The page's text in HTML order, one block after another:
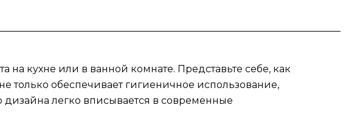
Contropress
для ресторанов,
гарантируют, что
будут чувствовать
чистоту и
мыла Grohe
кухне или в ванной комнате. Представьте себе, как
только обеспечивает гигиеничное использование,
легко вписывается в современные